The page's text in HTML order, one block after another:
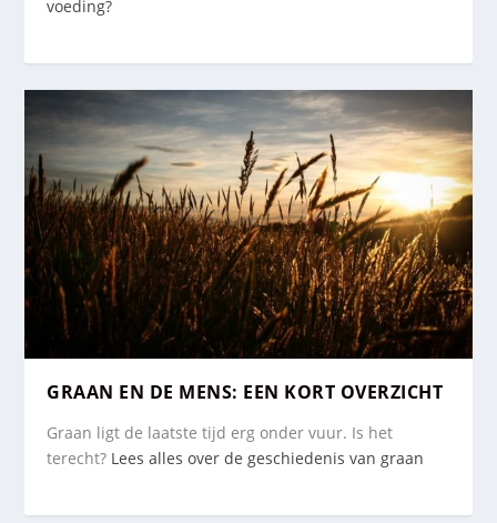
voeding?
GRAAN EN DE MENS: EEN KORT OVERZICHT
Graan ligt de laatste tijd erg onder vuur. Is het
terecht? Lees alles over de geschiedenis van graan